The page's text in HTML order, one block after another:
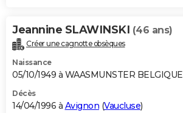
Jeannine SLAWINSKI (46 ans)
Créer une cagnotte obsèques
Naissance
05/10/1949 à WAASMUNSTER BELGIQUE
Décès
14/04/1996 à Avignon (Vaucluse)